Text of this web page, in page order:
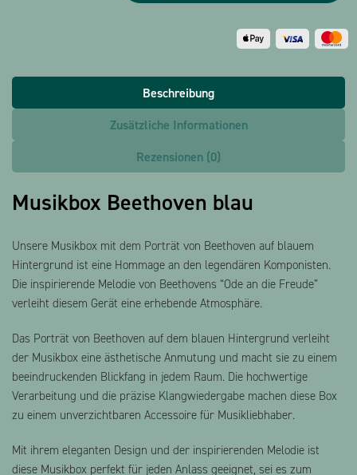
Beschreibung
Zusätzliche Informationen
Rezensionen (0)
Musikbox Beethoven blau
Unsere Musikbox mit dem Porträt von Beethoven auf blauem
Hintergrund ist eine Hommage an den legendären Komponisten.
Die inspirierende Melodie von Beethovens “Ode an die Freude”
verleiht diesem Gerät eine erhebende Atmosphäre.
Das Porträt von Beethoven auf dem blauen Hintergrund verleiht
der Musikbox eine ästhetische Anmutung und macht sie zu einem
beeindruckenden Blickfang in jedem Raum. Die hochwertige
Verarbeitung und die präzise Klangwiedergabe machen diese Box
zu einem unverzichtbaren Accessoire für Musikliebhaber.
Mit ihrem eleganten Design und der inspirierenden Melodie ist
diese Musikbox perfekt für jeden Anlass geeignet, sei es zum